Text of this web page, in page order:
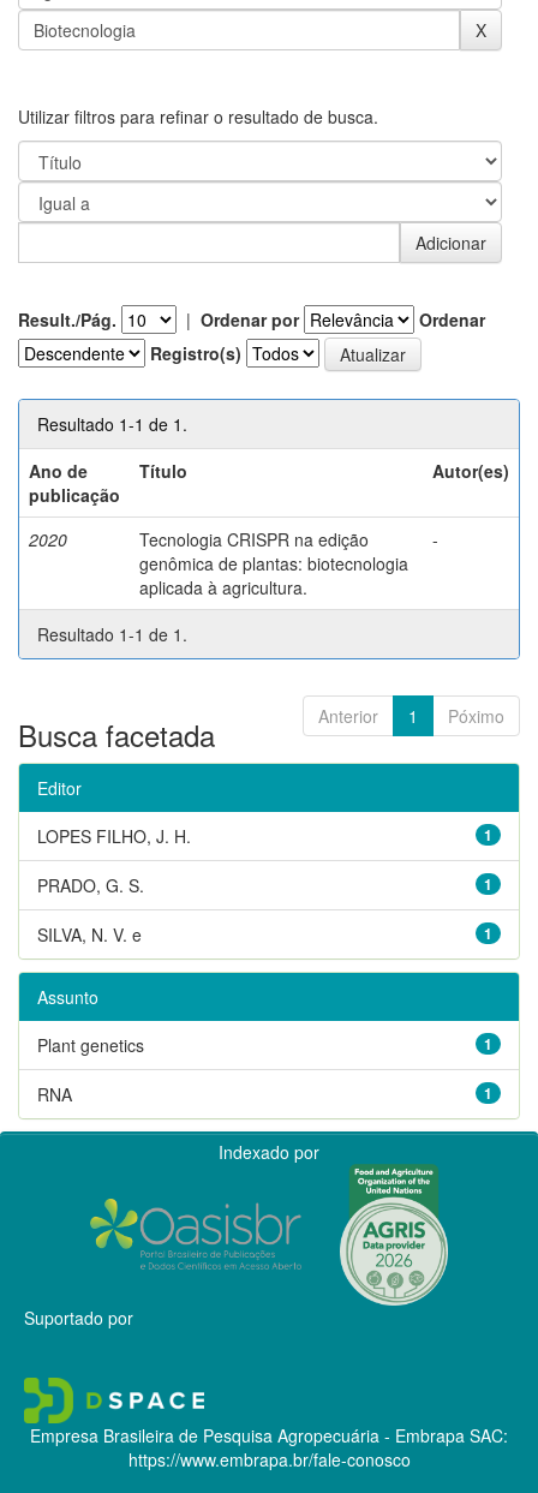
Utilizar filtros para refinar o resultado de busca.
Result./Pág. | Ordenar por
Ordenar
Registro(s)
Resultado 1-1 de 1.
Ano de
publicação
Título Autor(es)
2020
Tecnologia CRISPR na edição
genômica de plantas: biotecnologia
aplicada à agricultura.
-
Resultado 1-1 de 1.
Anterior 1 Póximo
Busca facetada
Editor
1
LOPES FILHO, J. H.
1
PRADO, G. S.
1
SILVA, N. V. e
Assunto
1
Plant genetics
1
RNA
Indexado por
Suportado por
Empresa Brasileira de Pesquisa Agropecuária - Embrapa SAC:
https://www.embrapa.br/fale-conosco